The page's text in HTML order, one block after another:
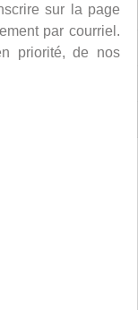
sur la page
par courriel.
priorité, de nos